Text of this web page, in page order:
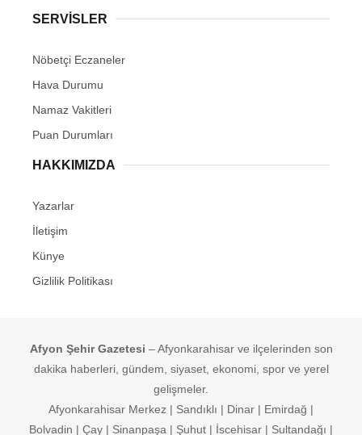
SERVİSLER
Nöbetçi Eczaneler
Hava Durumu
Namaz Vakitleri
Puan Durumları
HAKKIMIZDA
Yazarlar
İletişim
Künye
Gizlilik Politikası
Afyon Şehir Gazetesi – Afyonkarahisar ve ilçelerinden son
dakika haberleri, gündem, siyaset, ekonomi, spor ve yerel
gelişmeler.
Afyonkarahisar Merkez | Sandıklı | Dinar | Emirdağ |
Bolvadin | Çay | Sinanpaşa | Şuhut | İscehisar | Sultandağı |